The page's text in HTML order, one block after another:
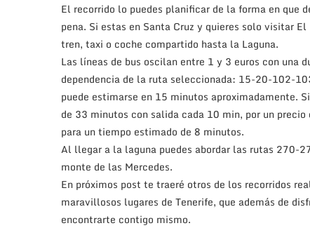
El recorrido lo puedes planificar de la forma en que
pena. Si estas en Santa Cruz y quieres solo visitar
tren, taxi o coche compartido hasta la Laguna.
Las líneas de bus oscilan entre 1 y 3 euros con una
dependencia de la ruta seleccionada: 15-20-102-
puede estimarse en 15 minutos aproximadamente.
de 33 minutos con salida cada 10 min, por un
para un tiempo estimado de 8 minutos.
Al llegar a la laguna puedes abordar las rutas
monte de las Mercedes.
En próximos post te traeré otros de los recorridos
maravillosos lugares de Tenerife, que además de
encontrarte contigo mismo.